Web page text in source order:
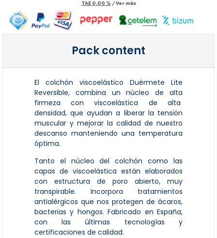
TAE 0,00 % /Ver más
Pack content
El colchón viscoelástico Duérmete Lite
Reversible, combina un núcleo de alta
firmeza con viscoelástica de alta
densidad, que ayudan a liberar la tensión
muscular y mejorar la calidad de nuestro
descanso manteniendo una temperatura
óptima.
Tanto el núcleo del colchón como las
capas de viscoelástica están elaborados
con estructura de poro abierto, muy
transpirable. Incorpora tratamientos
antialérgicos que nos protegen de ácaros,
bacterias y hongos. Fabricado en España,
con las últimas tecnologías y
certificaciones de calidad.